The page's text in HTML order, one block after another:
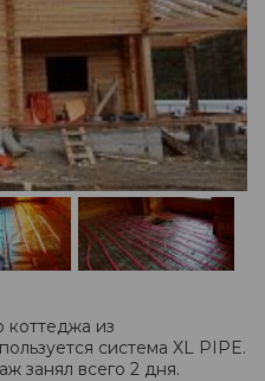
коттеджа из
система XL PIPE.
занял всего 2 дня.